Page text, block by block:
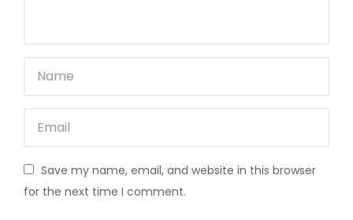
Save my name, email, and website in this browser
for the next time I comment.